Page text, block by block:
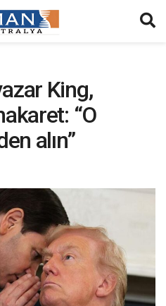
King,
“O
alın”